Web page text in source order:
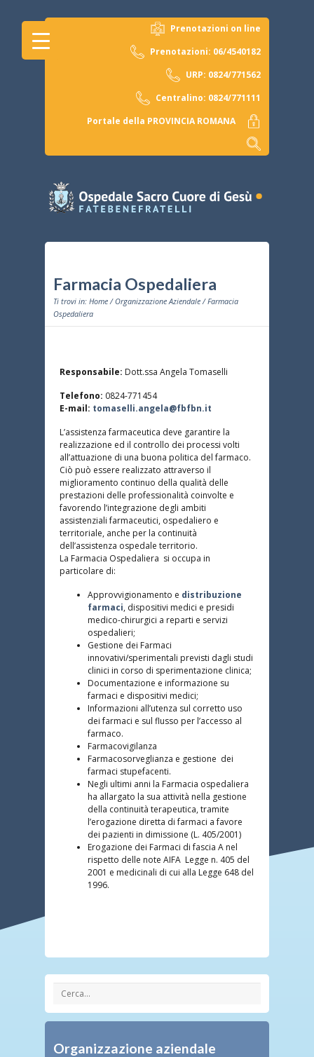
Prenotazioni on line
Prenotazioni: 06/4540182
URP: 0824/771562
Centralino: 0824/771111
Portale della PROVINCIA ROMANA
Farmacia Ospedaliera
Ti trovi in: Home /Organizzazione Aziendale / Farmacia
Ospedaliera
Responsabile: Dott.ssa Angela Tomaselli
Telefono: 0824-771454
E-mail: tomaselli.angela@fbfbn.it
L’assistenza farmaceutica deve garantire la
realizzazione ed il controllo dei processi volti
all’attuazione di una buona politica del farmaco.
Ciò può essere realizzato attraverso il
miglioramento continuo della qualità delle
prestazioni delle professionalità coinvolte e
favorendo l’integrazione degli ambiti
assistenziali farmaceutici, ospedaliero e
territoriale, anche per la continuità
dell’assistenza ospedale territorio.
La Farmacia Ospedaliera si occupa in
particolare di:
Approvvigionamento e distribuzione
farmaci, dispositivi medici e presidi
medico-chirurgici a reparti e servizi
ospedalieri;
Gestione dei Farmaci
innovativi/sperimentali previsti dagli studi
clinici in corso di sperimentazione clinica;
Documentazione e informazione su
farmaci e dispositivi medici;
Informazioni all’utenza sul corretto uso
dei farmaci e sul flusso per l’accesso al
farmaco.
Farmacovigilanza
Farmacosorveglianza e gestione dei
farmaci stupefacenti.
Negli ultimi anni la Farmacia ospedaliera
ha allargato la sua attività nella gestione
della continuità terapeutica, tramite
l’erogazione diretta di farmaci a favore
dei pazienti in dimissione (L. 405/2001)
Erogazione dei Farmaci di fascia A nel
rispetto delle note AIFA Legge n. 405 del
2001 e medicinali di cui alla Legge 648 del
1996.
Organizzazione aziendale